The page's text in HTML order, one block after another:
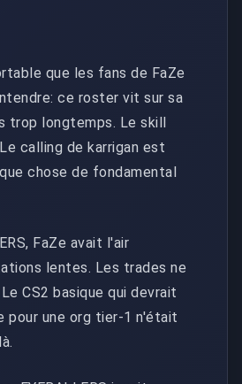
que les fans de FaZe
ce roster vit sur sa
trop longtemps. Le skill
calling de karrigan est
chose de fondamental
FaZe avait l'air
lentes. Les trades ne
CS2 basique qui devrait
pour une org tier-1 n'était